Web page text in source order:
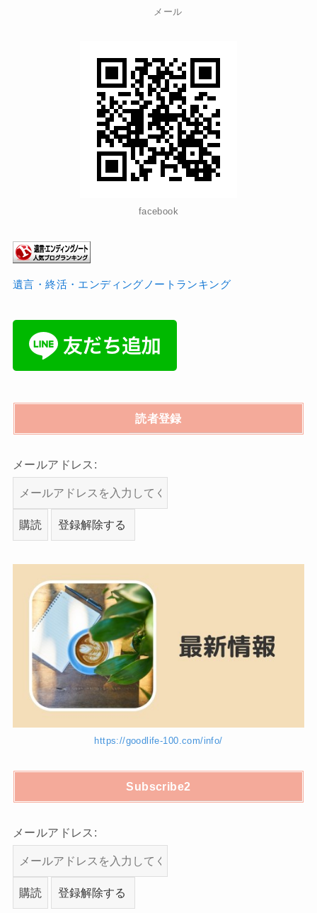
メール
facebook
遺言・終活・エンディングノートランキング
読者登録
メールアドレス:
https://goodlife-100.com/info/
Subscribe2
メールアドレス: